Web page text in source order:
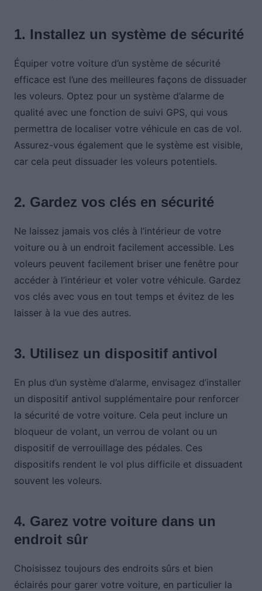
1. Installez un système de sécurité
Équiper votre voiture d’un système de sécurité
efficace est l’une des meilleures façons de dissuader
les voleurs. Optez pour un système d’alarme de
qualité avec une fonction de suivi GPS, qui vous
permettra de localiser votre véhicule en cas de vol.
Assurez-vous également que le système est visible,
car cela peut dissuader les voleurs potentiels.
2. Gardez vos clés en sécurité
Ne laissez jamais vos clés à l’intérieur de votre
voiture ou à un endroit facilement accessible. Les
voleurs peuvent facilement briser une fenêtre pour
accéder à l’intérieur et voler votre véhicule. Gardez
vos clés avec vous en tout temps et évitez de les
laisser à la vue des autres.
3. Utilisez un dispositif antivol
En plus d’un système d’alarme, envisagez d’installer
un dispositif antivol supplémentaire pour renforcer
la sécurité de votre voiture. Cela peut inclure un
bloqueur de volant, un verrou de volant ou un
dispositif de verrouillage des pédales. Ces
dispositifs rendent le vol plus difficile et dissuadent
souvent les voleurs.
4. Garez votre voiture dans un
endroit sûr
Choisissez toujours des endroits sûrs et bien
éclairés pour garer votre voiture, en particulier la